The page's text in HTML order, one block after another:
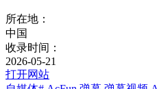
所在地：
中国
收录时间：
2026-05-21
打开网站